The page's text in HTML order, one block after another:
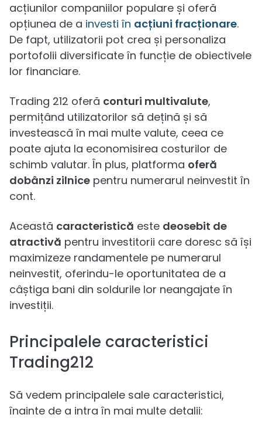
acțiunilor companiilor populare și oferă
opțiunea de a investi în acțiuni fracționare.
De fapt, utilizatorii pot crea și personaliza
portofolii diversificate în funcție de obiectivele
lor financiare.
Trading 212 oferă conturi multivalute,
permițând utilizatorilor să dețină și să
investească în mai multe valute, ceea ce
poate ajuta la economisirea costurilor de
schimb valutar. În plus, platforma oferă
dobânzi zilnice pentru numerarul neinvestit în
cont.
Această caracteristică este deosebit de
atractivă pentru investitorii care doresc să își
maximizeze randamentele pe numerarul
neinvestit, oferindu-le oportunitatea de a
câștiga bani din soldurile lor neangajate în
investiții.
Principalele caracteristici
Trading212
Să vedem principalele sale caracteristici,
înainte de a intra în mai multe detalii: